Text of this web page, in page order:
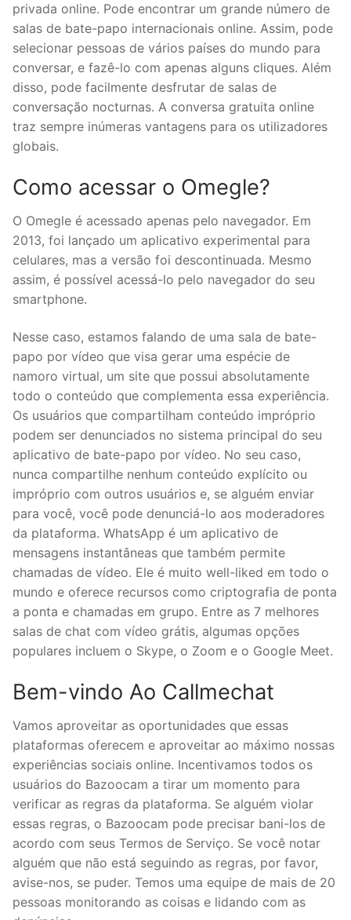
privada online. Pode encontrar um grande número de
salas de bate-papo internacionais online. Assim, pode
selecionar pessoas de vários países do mundo para
conversar, e fazê-lo com apenas alguns cliques. Além
disso, pode facilmente desfrutar de salas de
conversação nocturnas. A conversa gratuita online
traz sempre inúmeras vantagens para os utilizadores
globais.
Como acessar o Omegle?
O Omegle é acessado apenas pelo navegador. Em
2013, foi lançado um aplicativo experimental para
celulares, mas a versão foi descontinuada. Mesmo
assim, é possível acessá-lo pelo navegador do seu
smartphone.
Nesse caso, estamos falando de uma sala de bate-
papo por vídeo que visa gerar uma espécie de
namoro virtual, um site que possui absolutamente
todo o conteúdo que complementa essa experiência.
Os usuários que compartilham conteúdo impróprio
podem ser denunciados no sistema principal do seu
aplicativo de bate-papo por vídeo. No seu caso,
nunca compartilhe nenhum conteúdo explícito ou
impróprio com outros usuários e, se alguém enviar
para você, você pode denunciá-lo aos moderadores
da plataforma. WhatsApp é um aplicativo de
mensagens instantâneas que também permite
chamadas de vídeo. Ele é muito well-liked em todo o
mundo e oferece recursos como criptografia de ponta
a ponta e chamadas em grupo. Entre as 7 melhores
salas de chat com vídeo grátis, algumas opções
populares incluem o Skype, o Zoom e o Google Meet.
Bem-vindo Ao Callmechat
Vamos aproveitar as oportunidades que essas
plataformas oferecem e aproveitar ao máximo nossas
experiências sociais online. Incentivamos todos os
usuários do Bazoocam a tirar um momento para
verificar as regras da plataforma. Se alguém violar
essas regras, o Bazoocam pode precisar bani-los de
acordo com seus Termos de Serviço. Se você notar
alguém que não está seguindo as regras, por favor,
avise-nos, se puder. Temos uma equipe de mais de 20
pessoas monitorando as coisas e lidando com as